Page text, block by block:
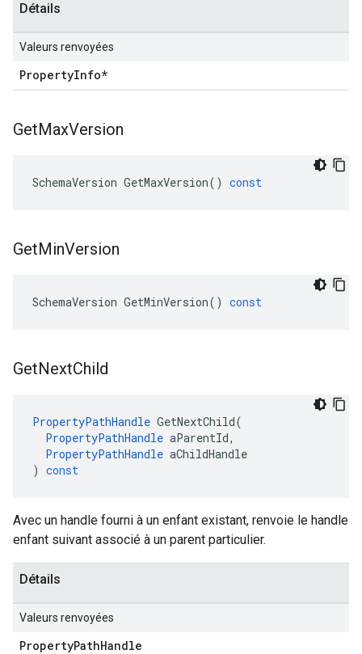
Détails
Valeurs renvoyées
PropertyInfo*
GetMaxVersion
SchemaVersion GetMaxVersion() const
GetMinVersion
SchemaVersion GetMinVersion() const
GetNextChild
PropertyPathHandle GetNextChild(
PropertyPathHandle aParentId,
PropertyPathHandle aChildHandle
) const
Avec un handle fourni à un enfant existant, renvoie le handle
enfant suivant associé à un parent particulier.
Détails
Valeurs renvoyées
PropertyPathHandle